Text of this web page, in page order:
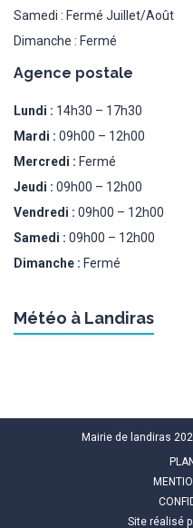
Samedi : Fermé Juillet/Août
Dimanche : Fermé
Agence postale
Lundi : 14h30 – 17h30
Mardi : 09h00 – 12h00
Mercredi : Fermé
Jeudi : 09h00 – 12h00
Vendredi : 09h00 – 12h00
Samedi : 09h00 – 12h00
Dimanche : Fermé
Météo à Landiras
Mairie de landiras
Site réalisé